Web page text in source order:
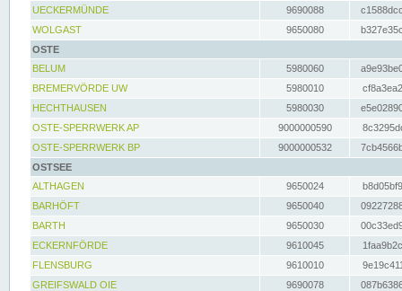
UECKERMÜNDE
9690088
WOLGAST
9650080
OSTE
BELUM
5980060
BREMERVÖRDE UW
5980010
HECHTHAUSEN
5980030
OSTE-SPERRWERK AP
9000000590
OSTE-SPERRWERK BP
9000000532
OSTSEE
ALTHAGEN
9650024
BARHÖFT
9650040
BARTH
9650030
ECKERNFÖRDE
9610045
FLENSBURG
9610010
GREIFSWALD OIE
9690078